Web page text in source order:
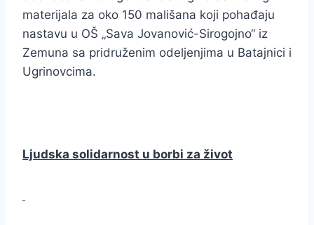
materijala za oko 150 mališana koji pohađaju
nastavu u OŠ „Sava Jovanović-Sirogojno“ iz
Zemuna sa pridruženim odeljenjima u Batajnici i
Ugrinovcima.
Ljudska solidarnost u borbi za život